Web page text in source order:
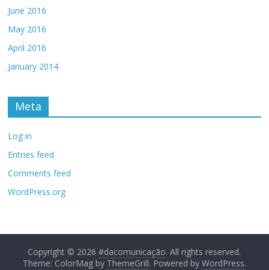
June 2016
May 2016
April 2016
January 2014
Meta
Log in
Entries feed
Comments feed
WordPress.org
Copyright © 2026#dacomunicação. All rights reserved.
Theme: ColorMag by ThemeGrill. Powered by WordPress.